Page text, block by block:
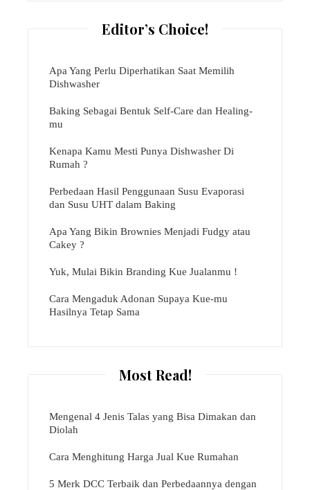
Editor’s Choice!
Apa Yang Perlu Diperhatikan Saat Memilih
Dishwasher
Baking Sebagai Bentuk Self-Care dan Healing-
mu
Kenapa Kamu Mesti Punya Dishwasher Di
Rumah ?
Perbedaan Hasil Penggunaan Susu Evaporasi
dan Susu UHT dalam Baking
Apa Yang Bikin Brownies Menjadi Fudgy atau
Cakey ?
Yuk, Mulai Bikin Branding Kue Jualanmu !
Cara Mengaduk Adonan Supaya Kue-mu
Hasilnya Tetap Sama
Most Read!
Mengenal 4 Jenis Talas yang Bisa Dimakan dan
Diolah
Cara Menghitung Harga Jual Kue Rumahan
5 Merk DCC Terbaik dan Perbedaannya dengan